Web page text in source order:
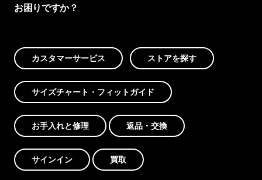
お困りですか？
カスタマーサービス ストアを探す
サイズチャート・フィットガイド
お手入れと修理 返品・交換
サインイン 買取